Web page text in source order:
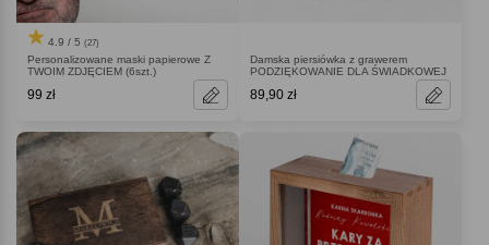
4.9 / 5 (27)
Personalizowane maski papierowe Z
TWOIM ZDJĘCIEM (6szt.)
99 zł
Damska piersiówka z grawerem
PODZIĘKOWANIE DLA ŚWIADKOWEJ
89,90 zł